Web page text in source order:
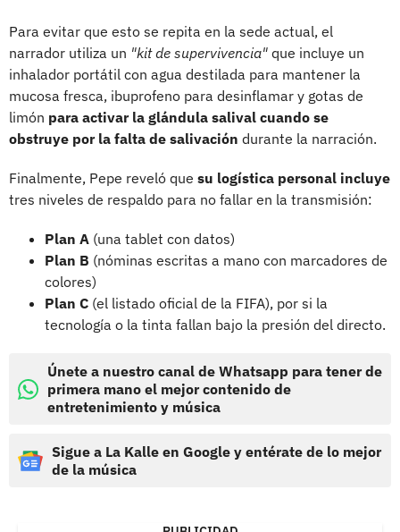
Para evitar que esto se repita en la sede actual, el
narrador utiliza un "kit de supervivencia" que incluye un
inhalador portátil con agua destilada para mantener la
mucosa fresca, ibuprofeno para desinflamar y gotas de
limón para activar la glándula salival cuando se
obstruye por la falta de salivación durante la narración.
Finalmente, Pepe reveló que su logística personal incluye
tres niveles de respaldo para no fallar en la transmisión:
Plan A (una tablet con datos)
Plan B (nóminas escritas a mano con marcadores de
colores)
Plan C (el listado oficial de la FIFA), por si la
tecnología o la tinta fallan bajo la presión del directo.
Únete a nuestro canal de Whatsapp para tener de
primera mano el mejor contenido de
entretenimiento y música
Sigue a La Kalle en Google y entérate de lo mejor
de la música